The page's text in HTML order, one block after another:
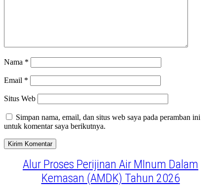
Nama *
Email *
Situs Web
Simpan nama, email, dan situs web saya pada peramban ini
untuk komentar saya berikutnya.
Alur Proses Perijinan Air MInum Dalam
Kemasan (AMDK) Tahun 2026